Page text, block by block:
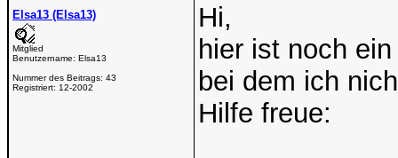
Elsa13 (Elsa13)
Mitglied
Benutzername: Elsa13
Nummer des Beitrags: 43
Registriert: 12-2002
Hi,
hier ist noch
bei dem ich
Hilfe freue: